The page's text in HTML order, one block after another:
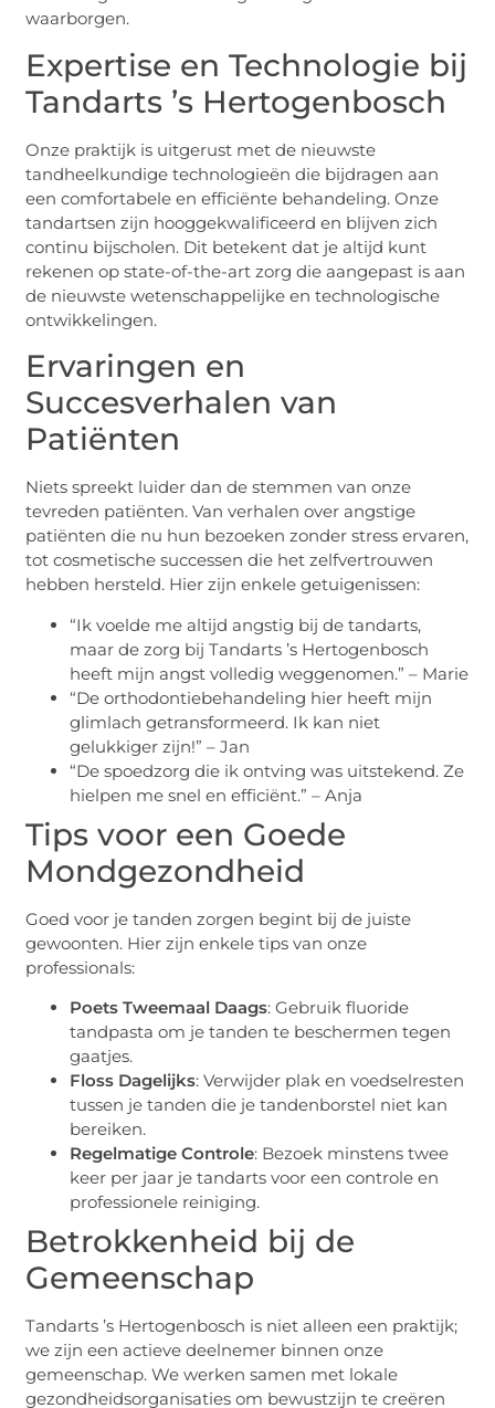
waarborgen.
Expertise en Technologie bij
Tandarts ’s Hertogenbosch
Onze praktijk is uitgerust met de nieuwste
tandheelkundige technologieën die bijdragen aan
een comfortabele en efficiënte behandeling. Onze
tandartsen zijn hooggekwalificeerd en blijven zich
continu bijscholen. Dit betekent dat je altijd kunt
rekenen op state-of-the-art zorg die aangepast is aan
de nieuwste wetenschappelijke en technologische
ontwikkelingen.
Ervaringen en
Succesverhalen van
Patiënten
Niets spreekt luider dan de stemmen van onze
tevreden patiënten. Van verhalen over angstige
patiënten die nu hun bezoeken zonder stress ervaren,
tot cosmetische successen die het zelfvertrouwen
hebben hersteld. Hier zijn enkele getuigenissen:
“Ik voelde me altijd angstig bij de tandarts,
maar de zorg bij Tandarts ’s Hertogenbosch
heeft mijn angst volledig weggenomen.” – Marie
“De orthodontiebehandeling hier heeft mijn
glimlach getransformeerd. Ik kan niet
gelukkiger zijn!” – Jan
“De spoedzorg die ik ontving was uitstekend. Ze
hielpen me snel en efficiënt.” – Anja
Tips voor een Goede
Mondgezondheid
Goed voor je tanden zorgen begint bij de juiste
gewoonten. Hier zijn enkele tips van onze
professionals:
Poets Tweemaal Daags: Gebruik fluoride
tandpasta om je tanden te beschermen tegen
gaatjes.
Floss Dagelijks: Verwijder plak en voedselresten
tussen je tanden die je tandenborstel niet kan
bereiken.
Regelmatige Controle: Bezoek minstens twee
keer per jaar je tandarts voor een controle en
professionele reiniging.
Betrokkenheid bij de
Gemeenschap
Tandarts ’s Hertogenbosch is niet alleen een praktijk;
we zijn een actieve deelnemer binnen onze
gemeenschap. We werken samen met lokale
gezondheidsorganisaties om bewustzijn te creëren